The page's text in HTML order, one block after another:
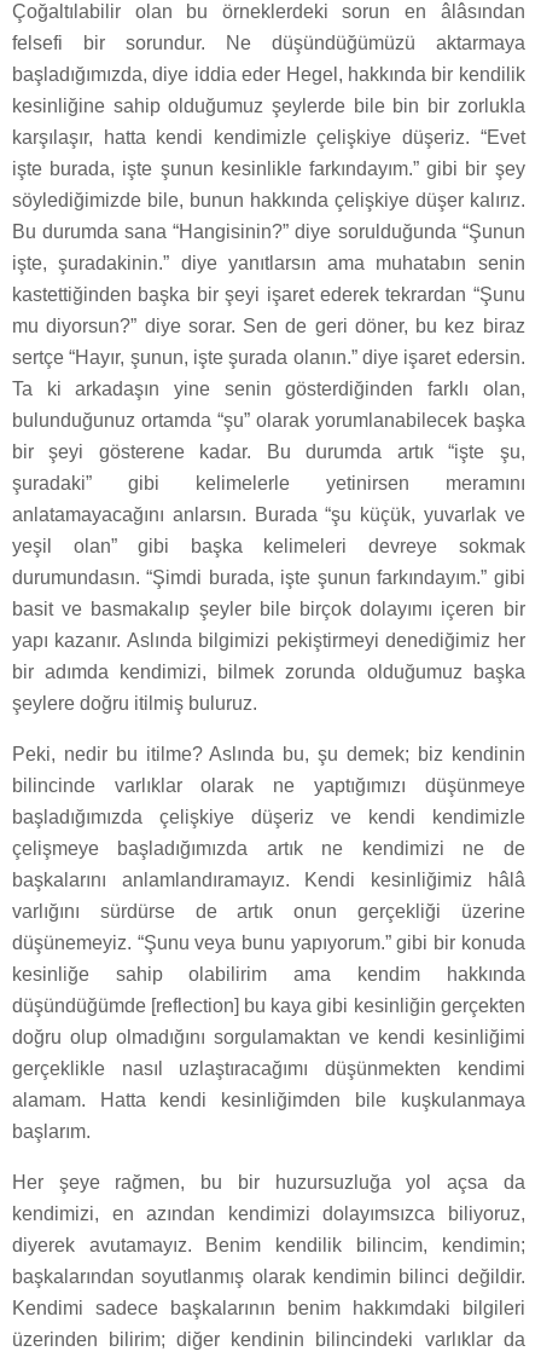
Çoğaltılabilir olan bu örneklerdeki sorun en âlâsından
felsefi bir sorundur. Ne düşündüğümüzü aktarmaya
başladığımızda, diye iddia eder Hegel, hakkında bir kendilik
kesinliğine sahip olduğumuz şeylerde bile bin bir zorlukla
karşılaşır, hatta kendi kendimizle çelişkiye düşeriz. “Evet
işte burada, işte şunun kesinlikle farkındayım.” gibi bir şey
söylediğimizde bile, bunun hakkında çelişkiye düşer kalırız.
Bu durumda sana “Hangisinin?” diye sorulduğunda “Şunun
işte, şuradakinin.” diye yanıtlarsın ama muhatabın senin
kastettiğinden başka bir şeyi işaret ederek tekrardan “Şunu
mu diyorsun?” diye sorar. Sen de geri döner, bu kez biraz
sertçe “Hayır, şunun, işte şurada olanın.” diye işaret edersin.
Ta ki arkadaşın yine senin gösterdiğinden farklı olan,
bulunduğunuz ortamda “şu” olarak yorumlanabilecek başka
bir şeyi gösterene kadar. Bu durumda artık “işte şu,
şuradaki” gibi kelimelerle yetinirsen meramını
anlatamayacağını anlarsın. Burada “şu küçük, yuvarlak ve
yeşil olan” gibi başka kelimeleri devreye sokmak
durumundasın. “Şimdi burada, işte şunun farkındayım.” gibi
basit ve basmakalıp şeyler bile birçok dolayımı içeren bir
yapı kazanır. Aslında bilgimizi pekiştirmeyi denediğimiz her
bir adımda kendimizi, bilmek zorunda olduğumuz başka
şeylere doğru itilmiş buluruz.
Peki, nedir bu itilme? Aslında bu, şu demek; biz kendinin
bilincinde varlıklar olarak ne yaptığımızı düşünmeye
başladığımızda çelişkiye düşeriz ve kendi kendimizle
çelişmeye başladığımızda artık ne kendimizi ne de
başkalarını anlamlandıramayız. Kendi kesinliğimiz hâlâ
varlığını sürdürse de artık onun gerçekliği üzerine
düşünemeyiz. “Şunu veya bunu yapıyorum.” gibi bir konuda
kesinliğe sahip olabilirim ama kendim hakkında
düşündüğümde [reflection] bu kaya gibi kesinliğin gerçekten
doğru olup olmadığını sorgulamaktan ve kendi kesinliğimi
gerçeklikle nasıl uzlaştıracağımı düşünmekten kendimi
alamam. Hatta kendi kesinliğimden bile kuşkulanmaya
başlarım.
Her şeye rağmen, bu bir huzursuzluğa yol açsa da
kendimizi, en azından kendimizi dolayımsızca biliyoruz,
diyerek avutamayız. Benim kendilik bilincim, kendimin;
başkalarından soyutlanmış olarak kendimin bilinci değildir.
Kendimi sadece başkalarının benim hakkımdaki bilgileri
üzerinden bilirim; diğer kendinin bilincindeki varlıklar da